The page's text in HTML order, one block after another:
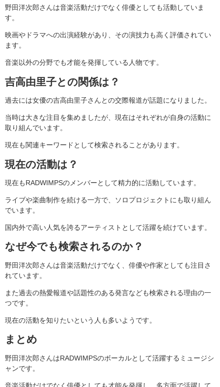
野田洋次郎さんは音楽活動だけでなく俳優としても活動していま
す。
映画やドラマへの出演経験があり、その演技力も高く評価されてい
ます。
音楽以外の分野でも才能を発揮している人物です。
吉高由里子との関係は？
過去には女優の吉高由里子さんとの交際報道が話題になりました。
当時は大きな注目を集めましたが、現在はそれぞれが自身の活動に
取り組んでいます。
現在も関連キーワードとして検索されることがあります。
現在の活動は？
現在もRADWIMPSのメンバーとして精力的に活動しています。
ライブや楽曲制作を続ける一方で、ソロプロジェクトにも取り組ん
でいます。
国内外で高い人気を誇るアーティストとして活躍を続けています。
なぜ今でも検索されるのか？
野田洋次郎さんは音楽活動だけでなく、俳優や作家としても注目さ
れています。
また過去の熱愛報道や話題性のある発言なども検索される理由の一
つです。
現在の活動を知りたいという人も多いようです。
まとめ
野田洋次郎さんはRADWIMPSのボーカルとして活躍するミュージシ
ャンです。
音楽活動だけでなく俳優としても才能を発揮し、多方面で活躍して